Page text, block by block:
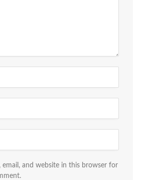
email, and website in this browser for